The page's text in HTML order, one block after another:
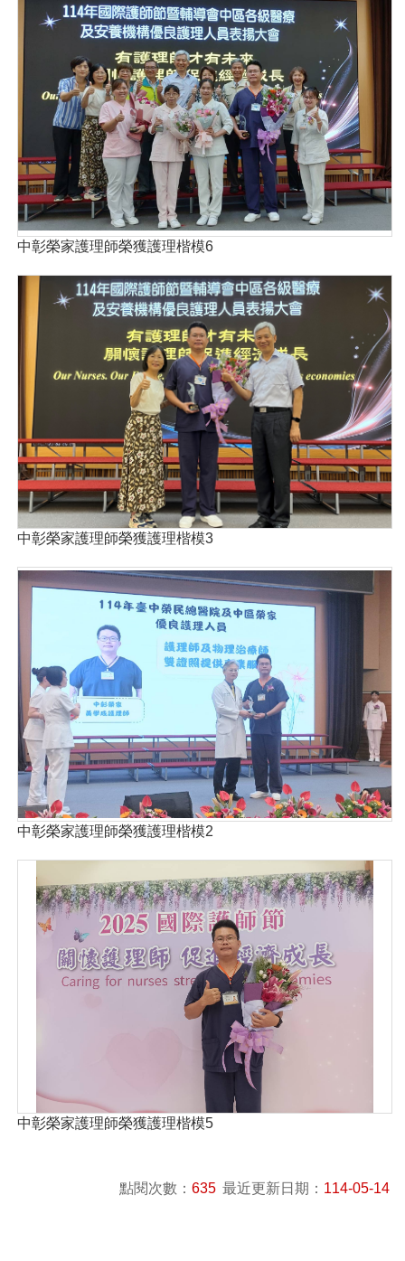
中彰榮家護理師榮獲護理楷模6
中彰榮家護理師榮獲護理楷模3
中彰榮家護理師榮獲護理楷模2
中彰榮家護理師榮獲護理楷模5
點閱次數： 635 最近更新日期： 114-05-14